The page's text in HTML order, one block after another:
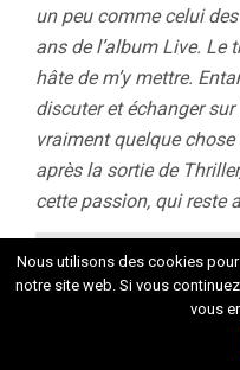
un peu comme celui
ans de l’album Live. Le
hâte de m’y mettre.
discuter et échanger sur
vraiment quelque
après la sortie de
cette passion, qui reste
Nous utilisons des cookies
notre site web. Si vous
vous